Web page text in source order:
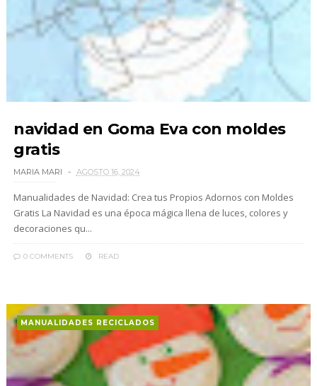
navidad en Goma Eva con moldes
gratis
MARIA MARI AGOSTO 16, 2024
Manualidades de Navidad: Crea tus Propios Adornos con Moldes
Gratis La Navidad es una época mágica llena de luces, colores y
decoraciones qu...
0 COMMENTS READ
MANUALIDADES RECICLADOS